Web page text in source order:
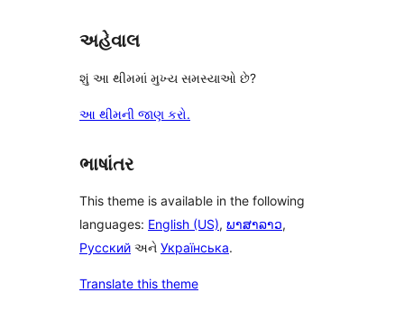
અહેવાલ
શું આ થીમમાં મુખ્ય સમસ્યાઓ છે?
આ થીમની જાણ કરો.
ભાષાંતર
This theme is available in the following
languages: English (US), ພາສາລາວ,
Русский અને Українська.
Translate this theme